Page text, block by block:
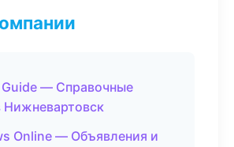
Guide — Справочные
Online — Объявления и